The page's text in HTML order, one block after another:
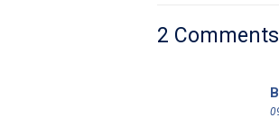
2 Comments